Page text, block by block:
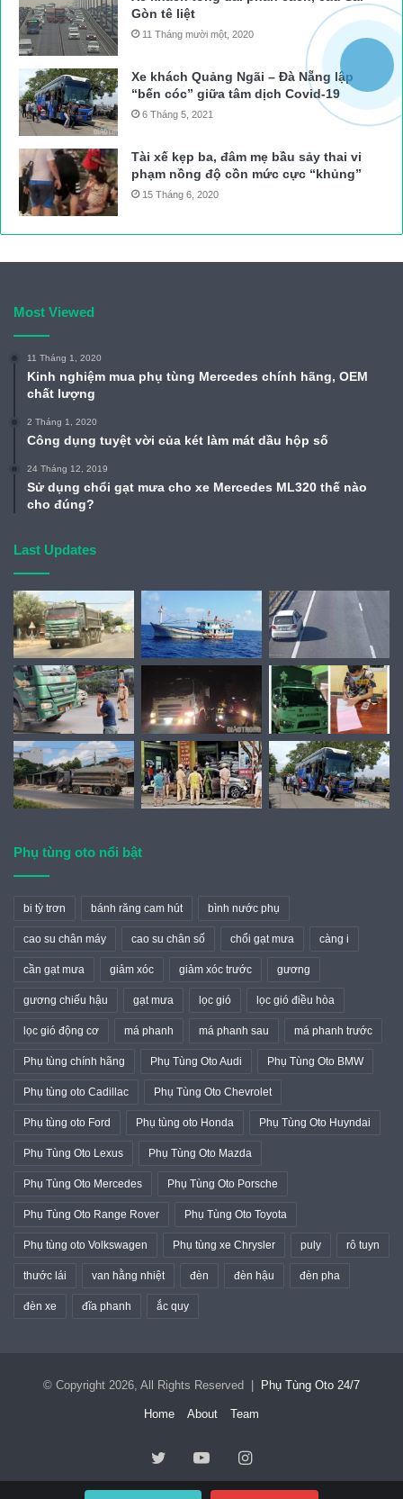
Gòn tê liệt
11 Tháng mười một, 2020
Xe khách Quảng Ngãi – Đà Nẵng lập
“bến cóc” giữa tâm dịch Covid-19
6 Tháng 5, 2021
Tài xế kẹp ba, đâm mẹ bầu sảy thai vi
phạm nồng độ cồn mức cực “khủng”
15 Tháng 6, 2020
Most Viewed
11 Tháng 1, 2020
Kinh nghiệm mua phụ tùng Mercedes chính hãng, OEM
chất lượng
2 Tháng 1, 2020
Công dụng tuyệt vời của két làm mát dầu hộp số
24 Tháng 12, 2019
Sử dụng chổi gạt mưa cho xe Mercedes ML320 thế nào
cho đúng?
Last Updates
Phụ tùng oto nổi bật
bi tỳ trơn bánh răng cam hút bình nước phụ
cao su chân máy cao su chân số chổi gạt mưa càng i
cần gạt mưa giảm xóc giảm xóc trước gương
gương chiếu hậu gạt mưa lọc gió lọc gió điều hòa
lọc gió động cơ má phanh má phanh sau má phanh trước
Phụ tùng chính hãng Phụ Tùng Oto Audi Phụ Tùng Oto BMW
Phụ tùng oto Cadillac Phụ Tùng Oto Chevrolet
Phụ tùng oto Ford Phụ tùng oto Honda Phụ Tùng Oto Huyndai
Phụ Tùng Oto Lexus Phụ Tùng Oto Mazda
Phụ Tùng Oto Mercedes Phụ Tùng Oto Porsche
Phụ Tùng Oto Range Rover Phụ Tùng Oto Toyota
Phụ tùng oto Volkswagen Phụ tùng xe Chrysler puly rô tuyn
thước lái van hằng nhiệt đèn đèn hậu đèn pha
đèn xe đĩa phanh ắc quy
© Copyright 2026, All Rights Reserved | Phụ Tùng Oto 24/7
Home About Team
TwitterYouTubeInstagram